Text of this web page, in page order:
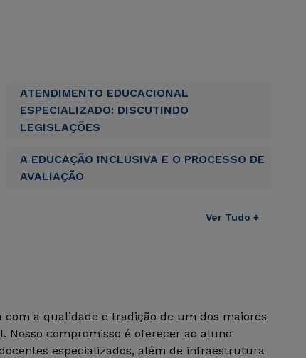
ATENDIMENTO EDUCACIONAL
ESPECIALIZADO: DISCUTINDO
LEGISLAÇÕES
A EDUCAÇÃO INCLUSIVA E O PROCESSO DE
AVALIAÇÃO
Ver Tudo +
a qualidade e tradição de um dos maiores
Nosso compromisso é oferecer ao aluno
especializados, além de infraestrutura